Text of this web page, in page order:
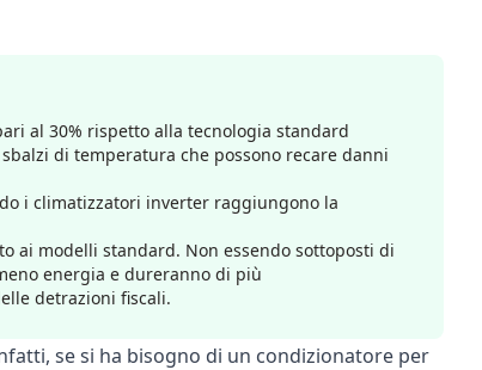
al 30% rispetto alla tecnologia standard
di temperatura che possono recare danni
i climatizzatori inverter raggiungono la
ai modelli standard. Non essendo sottoposti di
energia e dureranno di più
detrazioni fiscali.
se si ha bisogno di un condizionatore per